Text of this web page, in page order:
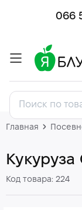
066
Главная
Код товара: 224